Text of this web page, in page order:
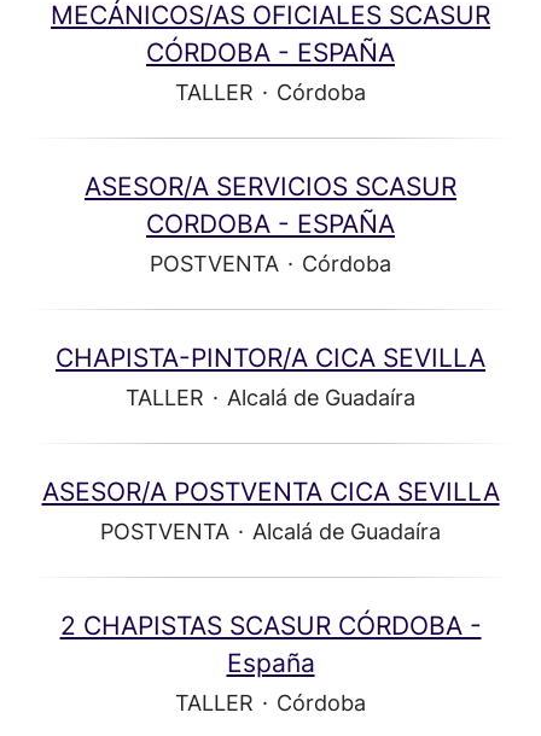
MECÁNICOS/AS OFICIALES SCASUR
CÓRDOBA - ESPAÑA
TALLER · Córdoba
ASESOR/A SERVICIOS SCASUR
CORDOBA - ESPAÑA
POSTVENTA · Córdoba
CHAPISTA-PINTOR/A CICA SEVILLA
TALLER · Alcalá de Guadaíra
ASESOR/A POSTVENTA CICA SEVILLA
POSTVENTA · Alcalá de Guadaíra
2 CHAPISTAS SCASUR CÓRDOBA -
España
TALLER · Córdoba